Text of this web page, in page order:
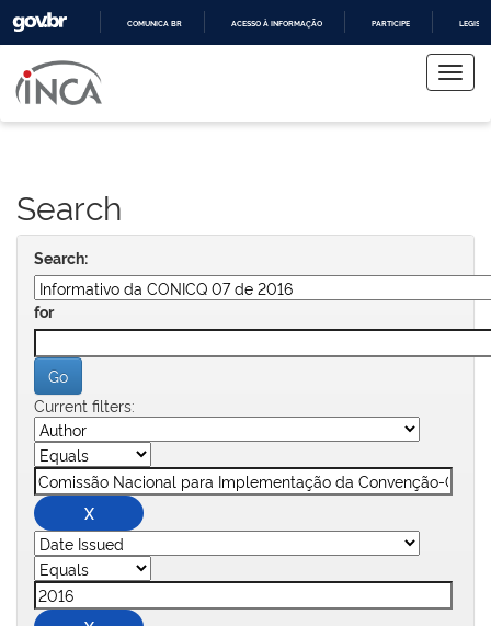
COMUNICA BR ACESSO À INFORMAÇÃO PARTICIPE
navigation
Search
Search:
for
Current filters: